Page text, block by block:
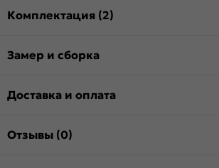
Комплектация (2)
Замер и сборка
Доставка и оплата
Отзывы (0)